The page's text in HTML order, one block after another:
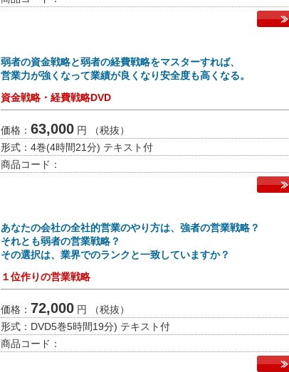
弱者の資金戦略と弱者の経費戦略をマスターすれば、
営業力が強くなって業績が良くなり安全度も高くなる。
資金戦略・経費戦略DVD
価格： 63,000 円
（税抜）
形式： 4巻(4時間21分) テキスト付
商品コード：
あなたの会社の全社的営業のやり方は、強者の営業戦略？
それとも弱者の営業戦略？
その選択は、業界でのランクと一致していますか？
１位作りの営業戦略
価格： 72,000 円
（税抜）
形式： DVD5巻5時間19分) テキスト付
商品コード：